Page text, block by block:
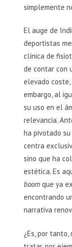
simplemente
El auge de
deportistas
clínica de
de contar con
elevado coste,
embargo, al
su uso en el
relevancia.
ha pivotado
centra
sino que ha
estética. Es
boom que ya
encontrando
narrativa
¿Es, por